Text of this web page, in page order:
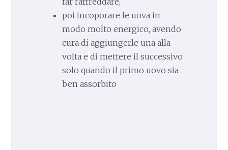
poi incoporare le uova in
modo molto energico, avendo
cura di aggiungerle una alla
volta e di mettere il successivo
solo quando il primo uovo sia
ben assorbito